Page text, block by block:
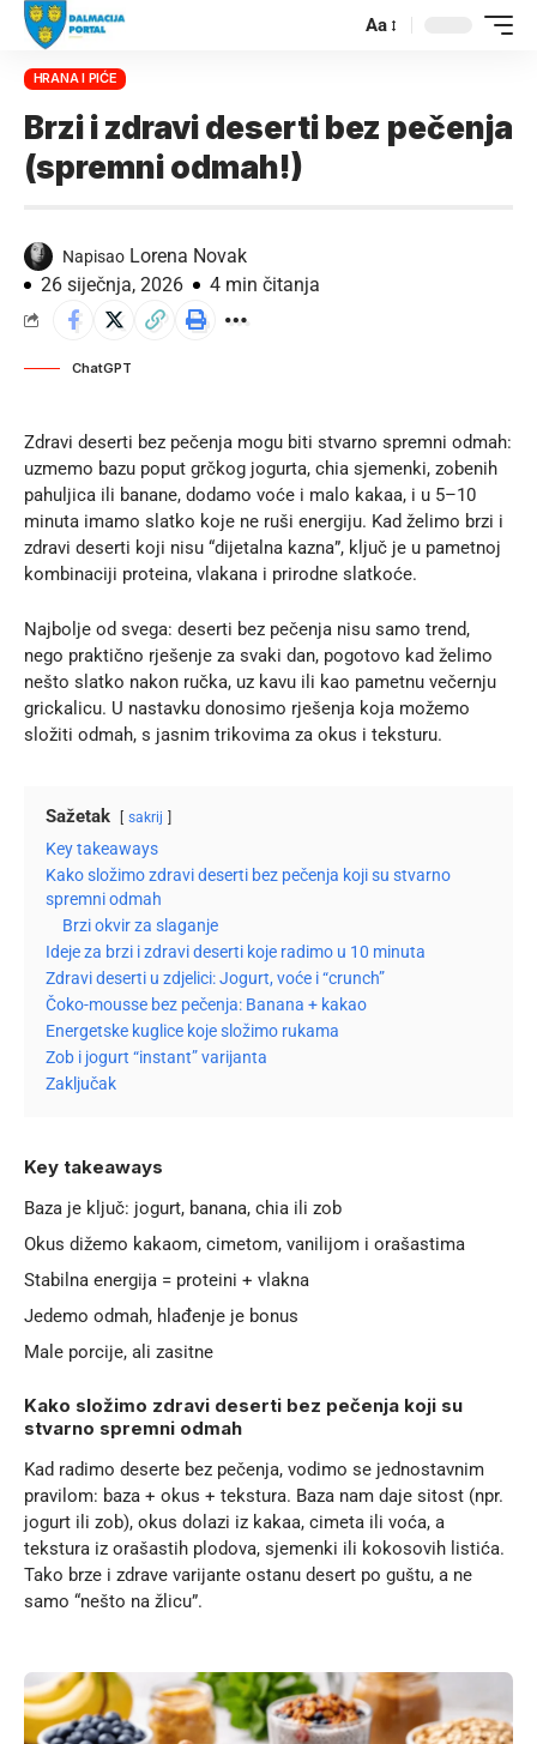
Aa
HRANA I PIĆE
Brzi i zdravi deserti bez pečenja
(spremni odmah!)
Napisao Lorena Novak
26 siječnja, 2026
4 min čitanja
ChatGPT
Zdravi deserti bez pečenja mogu biti stvarno spremni odmah:
uzmemo bazu poput grčkog jogurta, chia sjemenki, zobenih
pahuljica ili banane, dodamo voće i malo kakaa, i u 5–10
minuta imamo slatko koje ne ruši energiju. Kad želimo brzi i
zdravi deserti koji nisu “dijetalna kazna”, ključ je u pametnoj
kombinaciji proteina, vlakana i prirodne slatkoće.
Najbolje od svega: deserti bez pečenja nisu samo trend,
nego praktično rješenje za svaki dan, pogotovo kad želimo
nešto slatko nakon ručka, uz kavu ili kao pametnu večernju
grickalicu. U nastavku donosimo rješenja koja možemo
složiti odmah, s jasnim trikovima za okus i teksturu.
Sažetak sakrij
Key takeaways
Kako složimo zdravi deserti bez pečenja koji su stvarno
spremni odmah
Brzi okvir za slaganje
Ideje za brzi i zdravi deserti koje radimo u 10 minuta
Zdravi deserti u zdjelici: Jogurt, voće i “crunch”
Čoko-mousse bez pečenja: Banana + kakao
Energetske kuglice koje složimo rukama
Zob i jogurt “instant” varijanta
Zaključak
Key takeaways
Baza je ključ: jogurt, banana, chia ili zob
Okus dižemo kakaom, cimetom, vanilijom i orašastima
Stabilna energija = proteini + vlakna
Jedemo odmah, hlađenje je bonus
Male porcije, ali zasitne
Kako složimo zdravi deserti bez pečenja koji su
stvarno spremni odmah
Kad radimo deserte bez pečenja, vodimo se jednostavnim
pravilom: baza + okus + tekstura. Baza nam daje sitost (npr.
jogurt ili zob), okus dolazi iz kakaa, cimeta ili voća, a
tekstura iz orašastih plodova, sjemenki ili kokosovih listića.
Tako brze i zdrave varijante ostanu desert po guštu, a ne
samo “nešto na žlicu”.